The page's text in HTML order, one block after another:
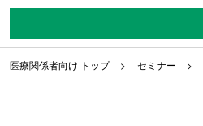
医療関係者向け トップ セミナー